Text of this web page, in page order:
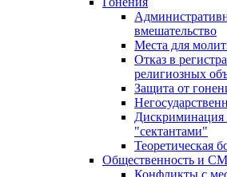
вмешательство
Места для
Отказ в
религиозных
Защита от
Дискриминация
"сектантами"
Теоретическая
Общественность и